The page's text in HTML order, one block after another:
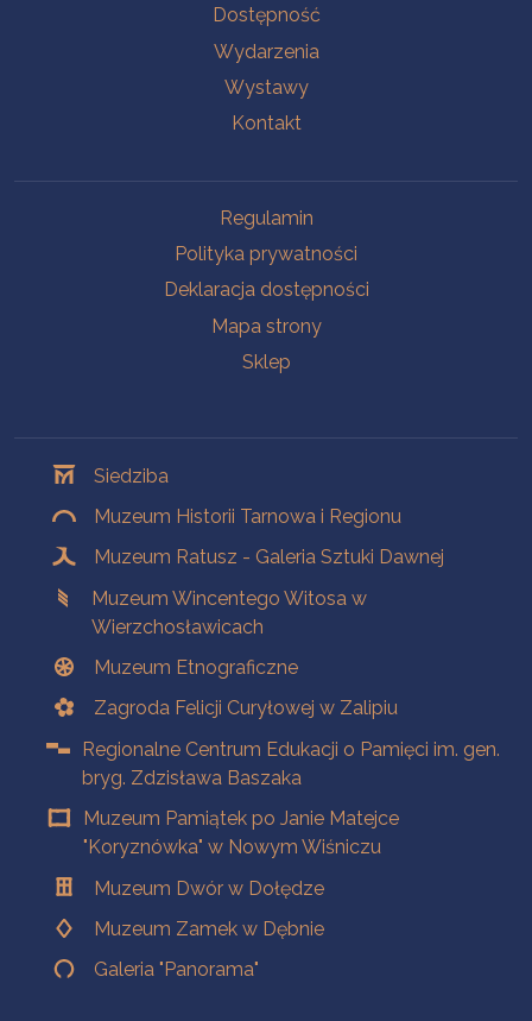
Dostępność
Wydarzenia
Wystawy
Kontakt
Regulamin
Polityka prywatności
Deklaracja dostępności
Mapa strony
Sklep
Siedziba
Muzeum Historii Tarnowa i Regionu
Muzeum Ratusz - Galeria Sztuki Dawnej
Muzeum Wincentego Witosa w
Wierzchosławicach
Muzeum Etnograficzne
Zagroda Felicji Curyłowej w Zalipiu
Regionalne Centrum Edukacji o Pamięci im. gen.
bryg. Zdzisława Baszaka
Muzeum Pamiątek po Janie Matejce
"Koryznówka" w Nowym Wiśniczu
Muzeum Dwór w Dołędze
Muzeum Zamek w Dębnie
Galeria "Panorama"